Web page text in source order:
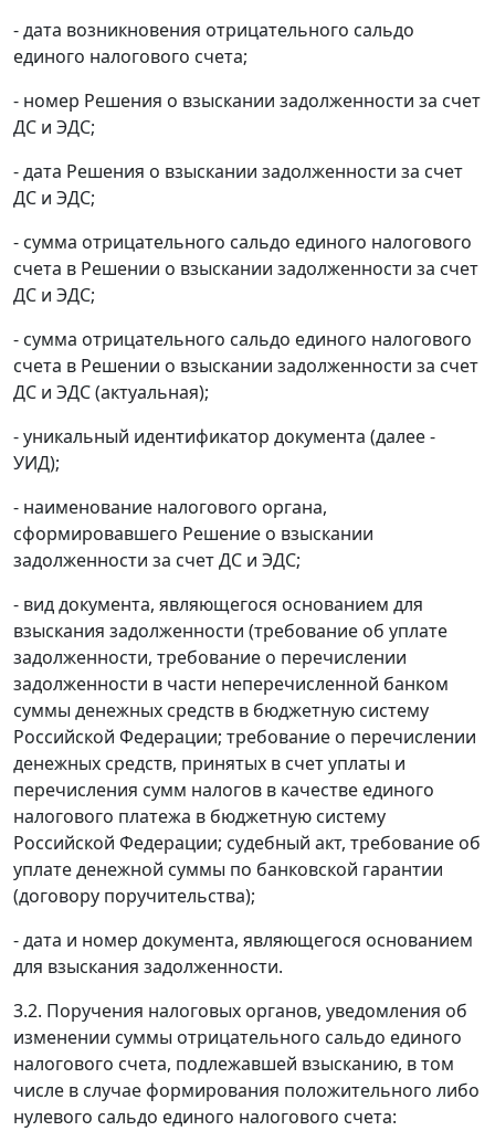
- дата возникновения отрицательного сальдо
единого налогового счета;
- номер Решения о взыскании задолженности за счет
ДС и ЭДС;
- дата Решения о взыскании задолженности за счет
ДС и ЭДС;
- сумма отрицательного сальдо единого налогового
счета в Решении о взыскании задолженности за счет
ДС и ЭДС;
- сумма отрицательного сальдо единого налогового
счета в Решении о взыскании задолженности за счет
ДС и ЭДС (актуальная);
- уникальный идентификатор документа (далее -
УИД);
- наименование налогового органа,
сформировавшего Решение о взыскании
задолженности за счет ДС и ЭДС;
- вид документа, являющегося основанием для
взыскания задолженности (требование об уплате
задолженности, требование о перечислении
задолженности в части неперечисленной банком
суммы денежных средств в бюджетную систему
Российской Федерации; требование о перечислении
денежных средств, принятых в счет уплаты и
перечисления сумм налогов в качестве единого
налогового платежа в бюджетную систему
Российской Федерации; судебный акт, требование об
уплате денежной суммы по банковской гарантии
(договору поручительства);
- дата и номер документа, являющегося основанием
для взыскания задолженности.
3.2. Поручения налоговых органов, уведомления об
изменении суммы отрицательного сальдо единого
налогового счета, подлежавшей взысканию, в том
числе в случае формирования положительного либо
нулевого сальдо единого налогового счета: